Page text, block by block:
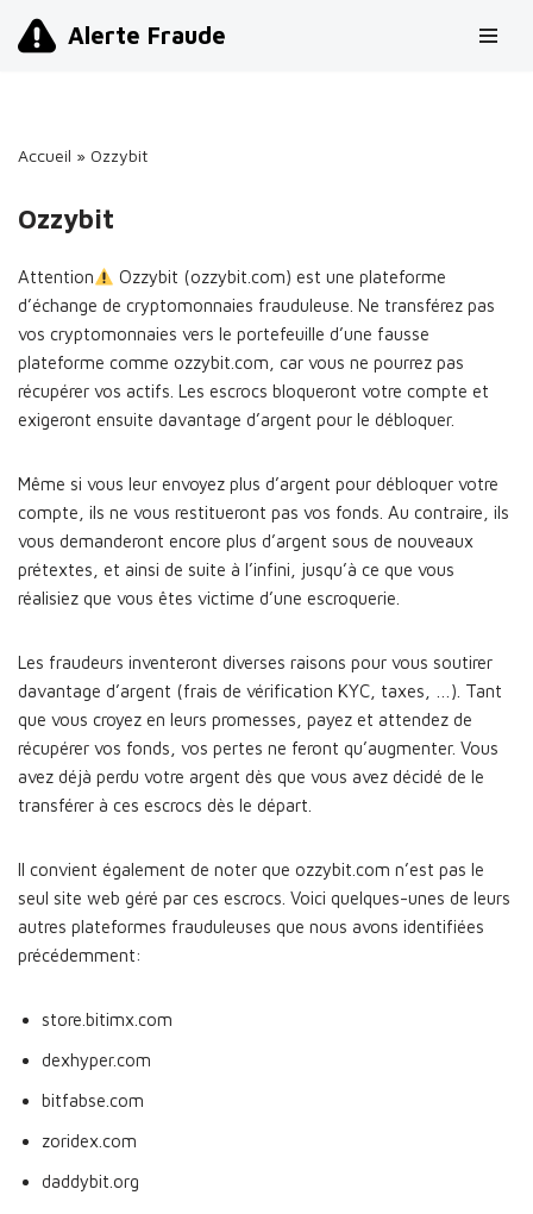
Alerte Fraude
Accueil » Ozzybit
Ozzybit
Attention
Ozzybit (ozzybit.com) est une plateforme
d’échange de cryptomonnaies frauduleuse. Ne transférez pas
vos cryptomonnaies vers le portefeuille d’une fausse
plateforme comme ozzybit.com, car vous ne pourrez pas
récupérer vos actifs. Les escrocs bloqueront votre compte et
exigeront ensuite davantage d’argent pour le débloquer.
Même si vous leur envoyez plus d’argent pour débloquer votre
compte, ils ne vous restitueront pas vos fonds. Au contraire, ils
vous demanderont encore plus d’argent sous de nouveaux
prétextes, et ainsi de suite à l’infini, jusqu’à ce que vous
réalisiez que vous êtes victime d’une escroquerie.
Les fraudeurs inventeront diverses raisons pour vous soutirer
davantage d’argent (frais de vérification KYC, taxes, …). Tant
que vous croyez en leurs promesses, payez et attendez de
récupérer vos fonds, vos pertes ne feront qu’augmenter. Vous
avez déjà perdu votre argent dès que vous avez décidé de le
transférer à ces escrocs dès le départ.
Il convient également de noter que ozzybit.com n’est pas le
seul site web géré par ces escrocs. Voici quelques-unes de leurs
autres plateformes frauduleuses que nous avons identifiées
précédemment:
store.bitimx.com
dexhyper.com
bitfabse.com
zoridex.com
daddybit.org